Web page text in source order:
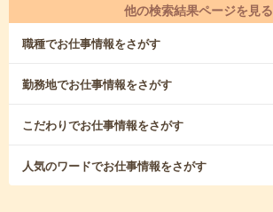
他の検索結果ページを見る
職種でお仕事情報をさがす
勤務地でお仕事情報をさがす
こだわりでお仕事情報をさがす
人気のワードでお仕事情報をさがす